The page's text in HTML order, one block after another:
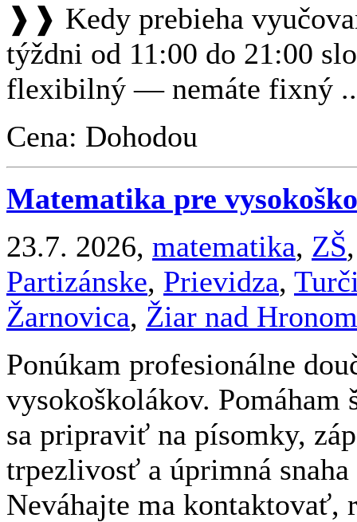
❱❱ Kedy prebieha
týždni od 11:00 do 21:00
flexibilný — nemáte fixný
Cena: Dohodou
Matematika pre
23.7. 2026, matematika, ZŠ
Partizánske, Prievidza,
Žarnovica, Žiar nad Hronom
Ponúkam profesionálne
vysokoškolákov. Pomáham
sa pripraviť na písomky,
trpezlivosť a úprimná
Neváhajte ma kontaktovať,